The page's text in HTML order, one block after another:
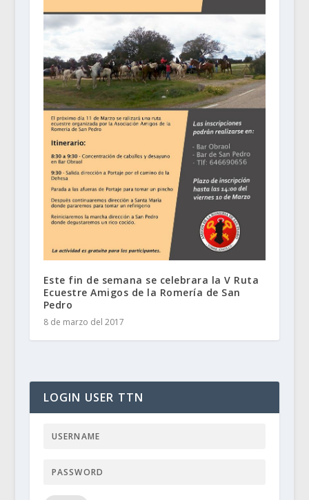
Este fin de semana se celebrara la V Ruta
Ecuestre Amigos de la Romería de San
Pedro
8 de marzo del 2017
LOGIN USER TTN